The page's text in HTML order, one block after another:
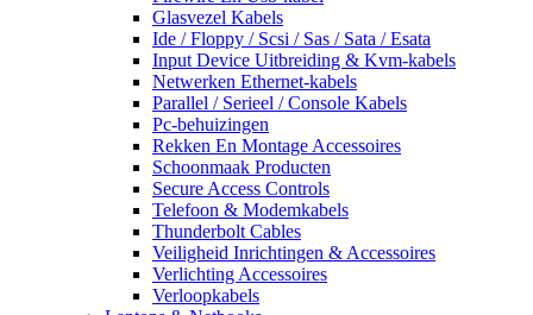
Glasvezel Kabels
Ide / Floppy / Scsi / Sas / Sata / Esata
Input Device Uitbreiding & Kvm-kabels
Netwerken Ethernet-kabels
Parallel / Serieel / Console Kabels
Pc-behuizingen
Rekken En Montage Accessoires
Schoonmaak Producten
Secure Access Controls
Telefoon & Modemkabels
Thunderbolt Cables
Veiligheid Inrichtingen & Accessoires
Verlichting Accessoires
Verloopkabels